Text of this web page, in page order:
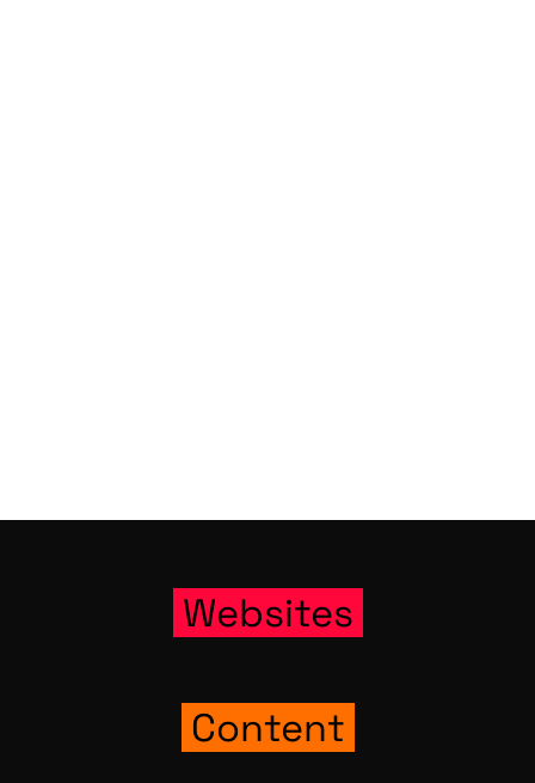
Web­sites
Con­tent